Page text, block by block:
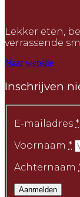
Lekker eten,
verrassende
Naar website
Inschrijven
E-mailadres *
Voornaam *
Achternaam